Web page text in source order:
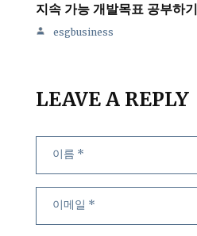
지속 가능 개발목표 공부하기
esgbusiness
LEAVE A REPLY